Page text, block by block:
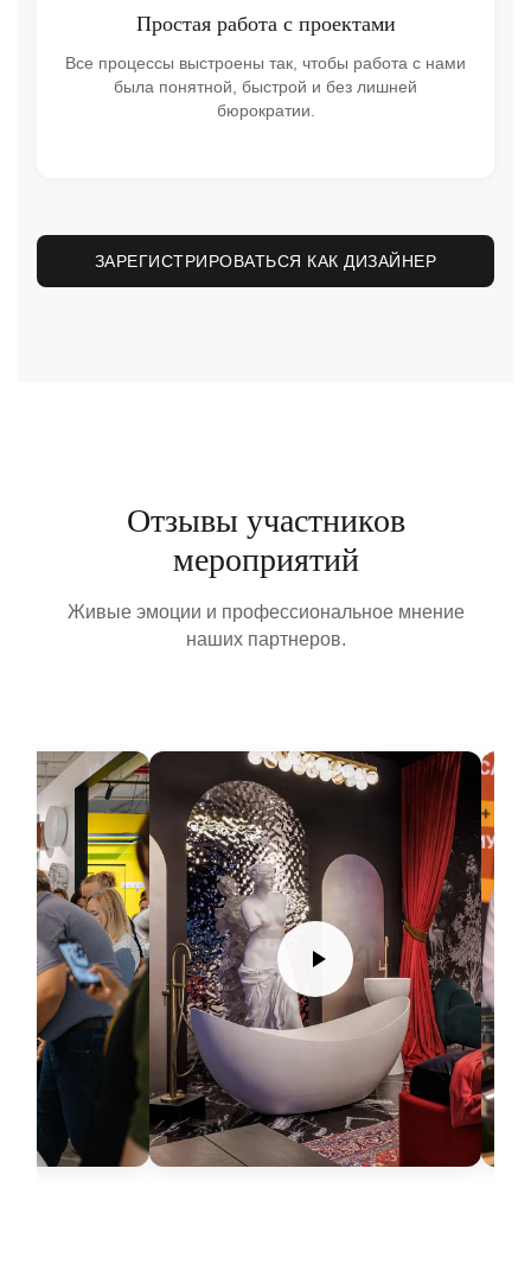
Простая работа с проектами
Все процессы выстроены так, чтобы работа с нами
была понятной, быстрой и без лишней
бюрократии.
ЗАРЕГИСТРИРОВАТЬСЯ КАК ДИЗАЙНЕР
Отзывы участников
мероприятий
Живые эмоции и профессиональное мнение
наших партнеров.